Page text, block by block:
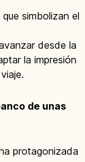
simbolizan el
desde la
la impresión
de unas
protagonizada